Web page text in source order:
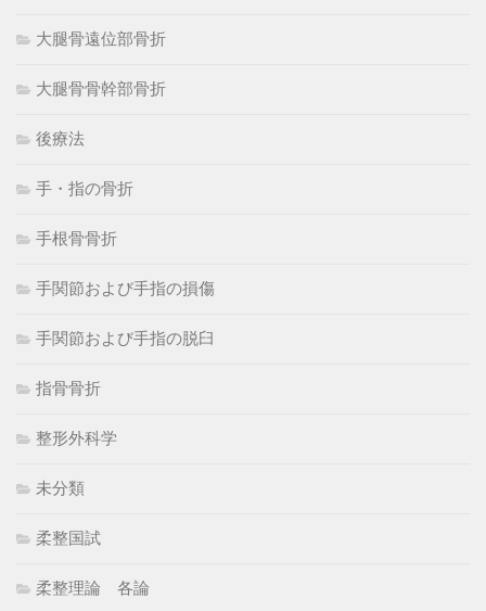
大腿骨遠位部骨折
大腿骨骨幹部骨折
後療法
手・指の骨折
手根骨骨折
手関節および手指の損傷
手関節および手指の脱臼
指骨骨折
整形外科学
未分類
柔整国試
柔整理論 各論